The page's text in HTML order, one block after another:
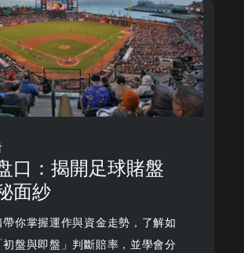
口：揭開足球賭盤
面紗
你掌握運作與資金走勢，了解如
盤與即盤」判斷賠率，並學會分